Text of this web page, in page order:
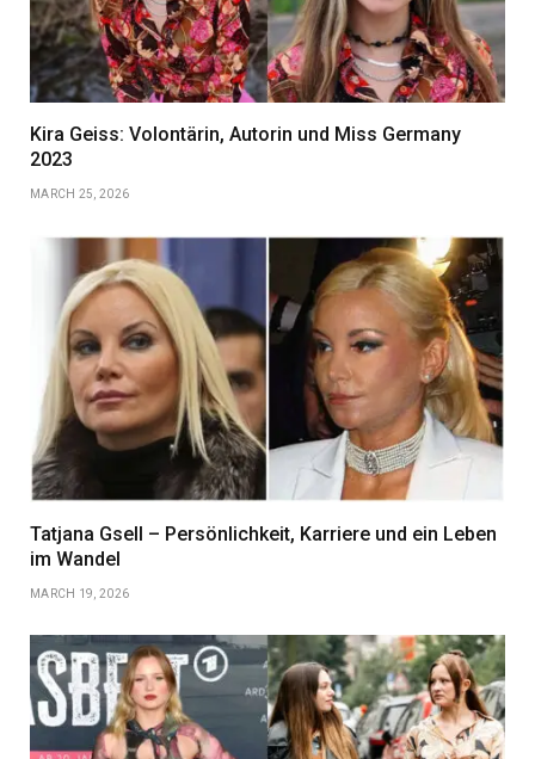
Kira Geiss: Volontärin, Autorin und Miss Germany
2023
MARCH 25, 2026
Tatjana Gsell – Persönlichkeit, Karriere und ein Leben
im Wandel
MARCH 19, 2026